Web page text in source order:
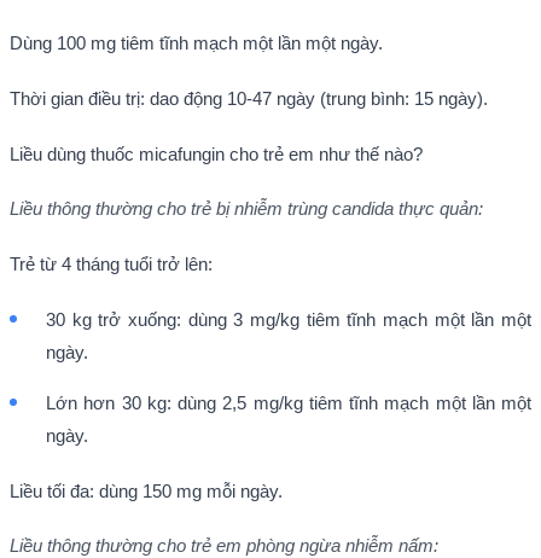
Dùng 100 mg tiêm tĩnh mạch một lần một ngày.
Thời gian điều trị: dao động 10-47 ngày (trung bình: 15 ngày).
Liều dùng thuốc micafungin cho trẻ em như thế nào?
Liều thông thường cho trẻ bị nhiễm trùng candida thực quản:
Trẻ từ 4 tháng tuổi trở lên:
30 kg trở xuống: dùng 3 mg/kg tiêm tĩnh mạch một lần một
ngày.
Lớn hơn 30 kg: dùng 2,5 mg/kg tiêm tĩnh mạch một lần một
ngày.
Liều tối đa: dùng 150 mg mỗi ngày.
Liều thông thường cho trẻ em phòng ngừa nhiễm nấm: